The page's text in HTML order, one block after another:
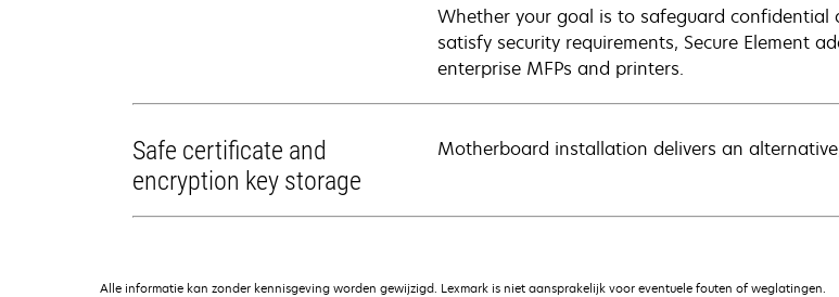
Whether your goal is to safeguard
satisfy security requirements, Secure Element
enterprise MFPs and printers.
Safe certificate and
encryption key storage
Motherboard installation delivers an
Alle informatie kan zonder kennisgeving worden gewijzigd. Lexmark is niet aansprakelijk voor eventuele fouten of weglatingen.